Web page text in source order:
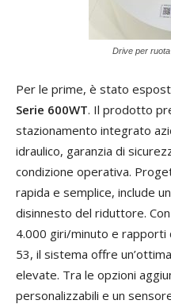
Drive per
Per le prime, è stato
Serie 600WT. Il prodotto
stazionamento integrato
idraulico, garanzia di
condizione operativa.
rapida e semplice, include
disinnesto del riduttore.
4.000 giri/minuto e rapporti
53, il sistema offre
elevate. Tra le opzioni
personalizzabili e un